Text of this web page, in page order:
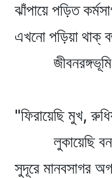
ঝাঁপায়ে পড়িত
এখনো পড়িয়া থাক্‌
"ফিরায়েছি মুখ,
লুকায়েছি
সুদূরে মানবসাগর